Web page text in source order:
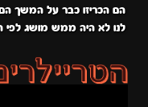
הם הכריזו כבר על המשך
לנו לא היה ממש מושג לפי